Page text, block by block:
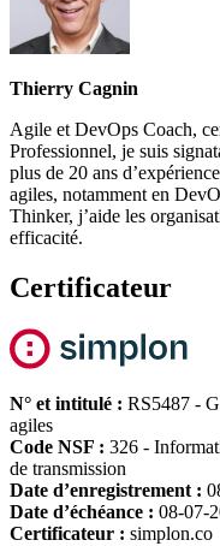
Thierry Cagnin
Agile et DevOps Coach,
Professionnel, je suis
plus de 20 ans
agiles, notamment en
Thinker, j’aide les
efficacité.
Certificateur
N° et intitulé : RS5487 -
agiles
Code NSF : 326 -
de transmission
Date d’enregistrement :
Date d’échéance : 08-07-
Certificateur : simplon.co